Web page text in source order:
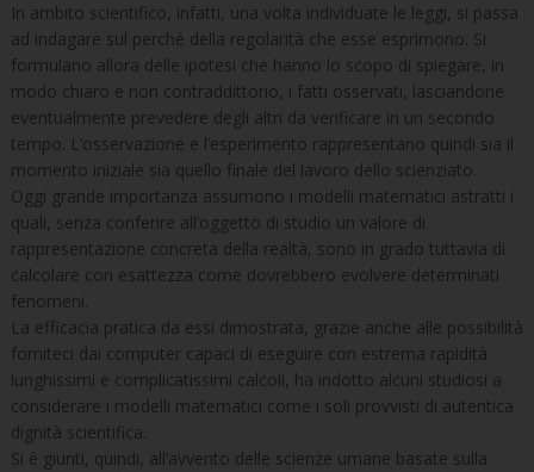
In ambito scientifico, infatti, una volta individuate le leggi, si passa
ad indagare sul perché della regolarità che esse esprimono. Si
formulano allora delle ipotesi che hanno lo scopo di spiegare, in
modo chiaro e non contraddittorio, i fatti osservati, lasciandone
eventualmente prevedere degli altri da verificare in un secondo
tempo. L’osservazione e l’esperimento rappresentano quindi sia il
momento iniziale sia quello finale del lavoro dello scienziato.
Oggi grande importanza assumono i modelli matematici astratti i
quali, senza conferire all’oggetto di studio un valore di
rappresentazione concreta della realtà, sono in grado tuttavia di
calcolare con esattezza come dovrebbero evolvere determinati
fenomeni.
La efficacia pratica da essi dimostrata, grazie anche alle possibilità
forniteci dai computer capaci di eseguire con estrema rapidità
lunghissimi e complicatissimi calcoli, ha indotto alcuni studiosi a
considerare i modelli matematici come i soli provvisti di autentica
dignità scientifica.
Si è giunti, quindi, all’avvento delle scienze umane basate sulla